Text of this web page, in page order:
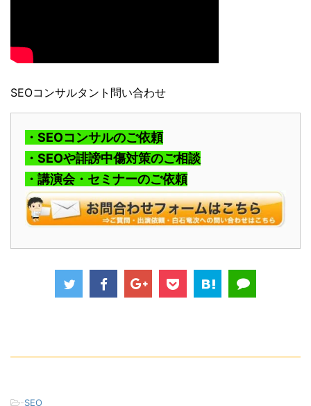
SEOコンサルタント問い合わせ
・SEOコンサルのご依頼
・SEOや誹謗中傷対策のご相談
・講演会・セミナーのご依頼
-SEO